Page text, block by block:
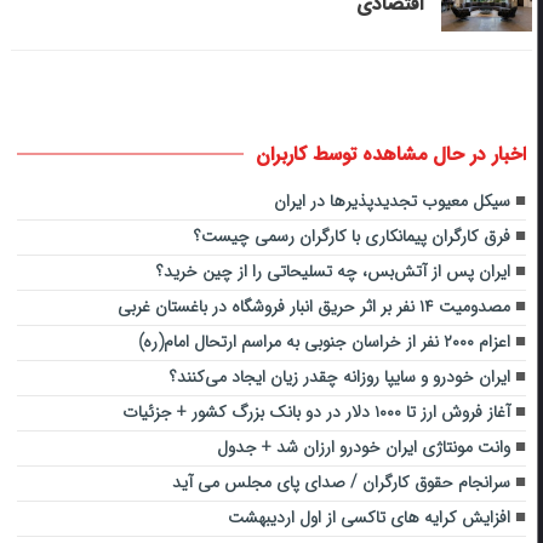
اخبار در حال مشاهده توسط کاربران
سیکل معیوب تجدیدپذیرها در ایران
فرق کارگران پیمانکاری با کارگران رسمی چیست؟
ایران پس از آتش‌بس، چه تسلیحاتی را از چین خرید؟
مصدومیت ۱۴ نفر بر اثر حریق انبار فروشگاه در باغستان غربی
اعزام ۲۰۰۰ نفر از خراسان جنوبی به مراسم ارتحال امام(ره)
ایران خودرو و سایپا روزانه چقدر زیان ایجاد می‌کنند؟
آغاز فروش ارز تا ۱۰۰۰ دلار در دو بانک بزرگ کشور + جزئیات
وانت مونتاژی ایران خودرو ارزان شد + جدول
سرانجام حقوق کارگران / صدای پای مجلس می آید
افزایش کرایه های تاکسی از اول اردیبهشت